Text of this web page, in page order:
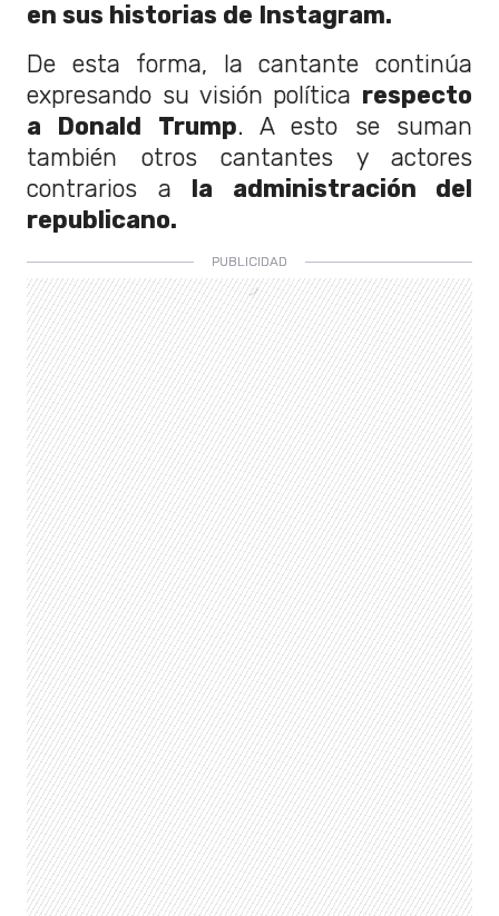
en sus historias de Instagram.
De esta forma, la cantante continúa
expresando su visión política respecto
a Donald Trump. A esto se suman
también otros cantantes y actores
contrarios a la administración del
republicano.